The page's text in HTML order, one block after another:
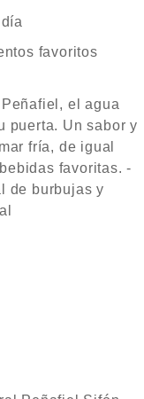
favoritos
el agua
puerta. Un sabor y
fría, de igual
favoritas. -
de burbujas y